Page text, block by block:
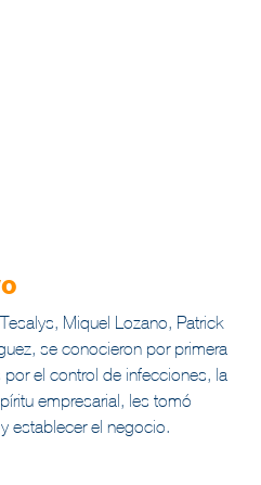
Miquel Lozano, Patrick
se conocieron por primera
el control de infecciones, la
empresarial, les tomó
establecer el negocio.